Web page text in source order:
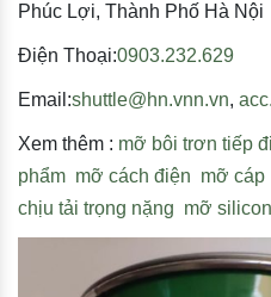
Phúc Lợi, Thành Phố Hà Nội
Điện Thoại:0903.232.629
Email:shuttle@hn.vnn.vn,
Xem thêm : mỡ bôi trơn tiếp
phẩm mỡ cách điện mỡ cáp
chịu tải trọng nặng mỡ silicon